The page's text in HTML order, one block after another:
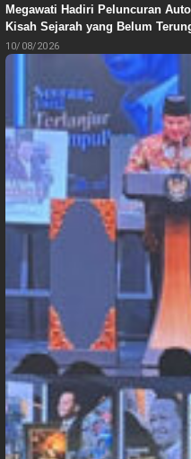
Megawati Hadiri Peluncuran
Kisah Sejarah yang Belum
10/08/2026